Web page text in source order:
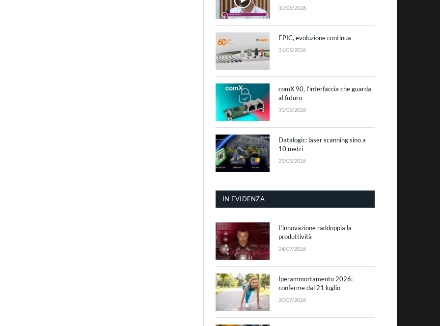
10/06/2026
EPIC, evoluzione continua
31/05/2026
comX 90, l’interfaccia che guarda
al futuro
31/05/2026
Datalogic: laser scanning sino a
10 metri
25/05/2026
IN EVIDENZA
L’innovazione raddoppia la
produttività
24/07/2026
Iperammortamento 2026:
conferme dal 21 luglio
20/07/2026